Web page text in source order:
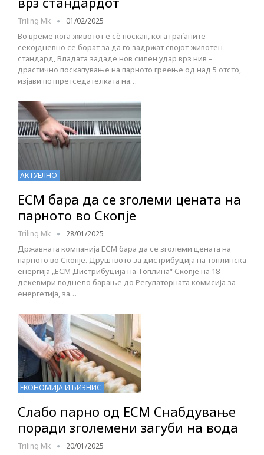
Triling Mk 01/02/2025
Во време кога животот е сѐ поскап, кога граѓаните
секојдневно се борат за да го задржат својот животен
стандард, Владата зададе нов силен удар врз нив –
драстично поскапување на парното греење од над 5 отсто,
изјави потпретседателката на…
АКТУЕЛНО
ЕСМ бара да се зголеми цената на
парното во Скопје
Triling Mk 28/01/2025
Државната компанија ЕСМ бара да се зголеми цената на
парното во Скопје. Друштвото за дистрибуција на топлинска
енергија „ЕСМ Дистрибуција на Топлина“ Скопје на 18
декевмри поднело барање до Регулаторната комисија за
енергетија, за…
ЕКОНОМИЈА И БИЗНИС
Слабо парно од ЕСМ Снабдување
поради зголемени загуби на вода
Triling Mk 20/01/2025